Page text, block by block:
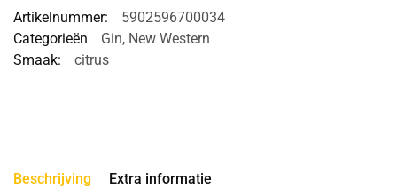
Artikelnummer:
5902596700034
Categorieën
Gin, New Western
Smaak:
citrus
Beschrijving Extra informatie